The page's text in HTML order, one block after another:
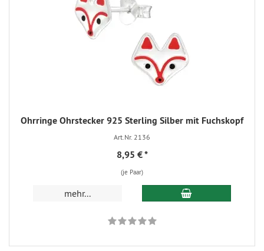
Ohrringe Ohrstecker 925 Sterling Silber mit Fuchskopf
Art.Nr. 2136
8,95 €*
(je Paar)
mehr...